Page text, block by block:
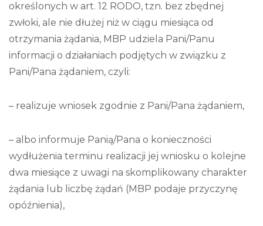
określonych w art. 12 RODO, tzn. bez zbędnej
zwłoki, ale nie dłużej niż w ciągu miesiąca od
otrzymania żądania, MBP udziela Pani/Panu
informacji o działaniach podjętych w związku z
Pani/Pana żądaniem, czyli:
– realizuje wniosek zgodnie z Pani/Pana żądaniem,
– albo informuje Panią/Pana o konieczności
wydłużenia terminu realizacji jej wniosku o kolejne
dwa miesiące z uwagi na skomplikowany charakter
żądania lub liczbę żądań (MBP podaje przyczynę
opóźnienia),